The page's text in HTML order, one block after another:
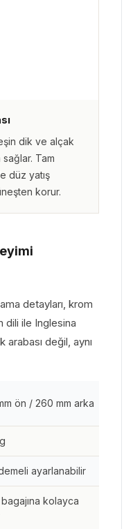
dik ve alçak
sağlar. Tam
düz yatış
korur.
detayları, krom
dili ile Inglesina
değil, aynı
ön / 260 mm arka
ayarlanabilir
kolayca